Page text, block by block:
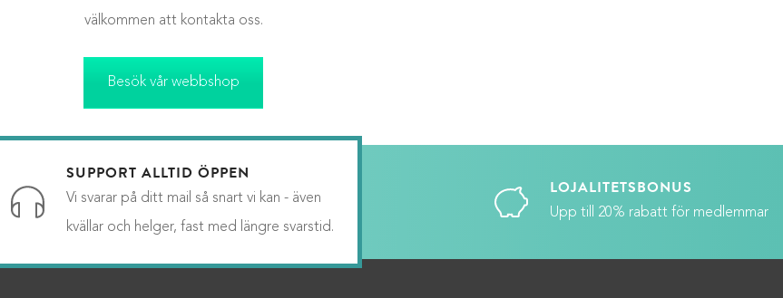
välkommen att kontakta oss.
Besök vår webbshop
SUPPORT ALLTID ÖPPEN
Vi svarar på ditt mail så snart vi kan - även
kvällar och helger, fast med längre svarstid.
LOJALITETSBONUS
Upp till 20% rabatt för medlemmar